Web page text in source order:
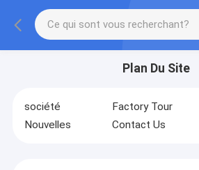
Plan Du Site
société Factory Tour
Nouvelles
Contact Us